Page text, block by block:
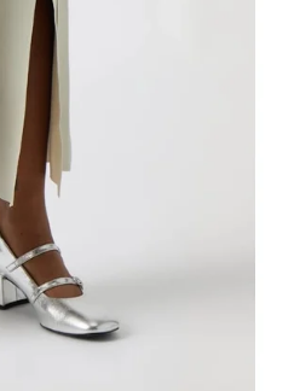
S KRÁTKÝM